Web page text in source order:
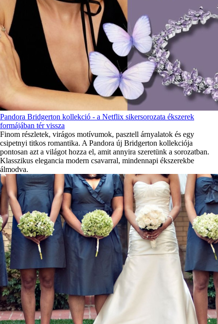
Pandora Bridgerton kollekció - a Netflix sikersorozata ékszerek
formájában tér vissza
Finom részletek, virágos motívumok, pasztell árnyalatok és egy
csipetnyi titkos romantika. A Pandora új Bridgerton kollekciója
pontosan azt a világot hozza el, amit annyira szeretünk a sorozatban.
Klasszikus elegancia modern csavarral, mindennapi ékszerekbe
álmodva.